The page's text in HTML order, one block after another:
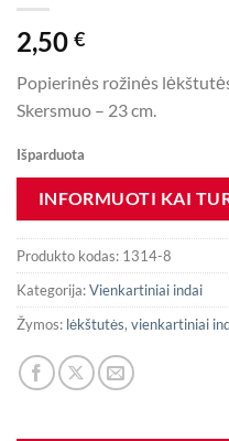
2,50 €
Popierinės rožinės
Skersmuo – 23 cm.
Išparduota
Produkto kodas: 1314-8
Kategorija:Vienkartiniai indai
Žymos: lėkštutės, vienkartiniai